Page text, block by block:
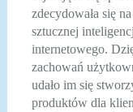
zdecydowała się
sztucznej
internetowego.
zachowań
udało im się
produktów dla